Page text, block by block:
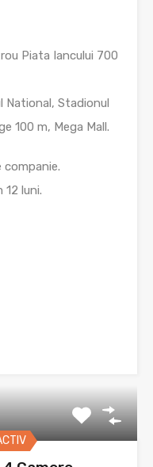
Piata Iancului 700
National, Stadionul
100 m, Mega Mall.
companie.
luni.